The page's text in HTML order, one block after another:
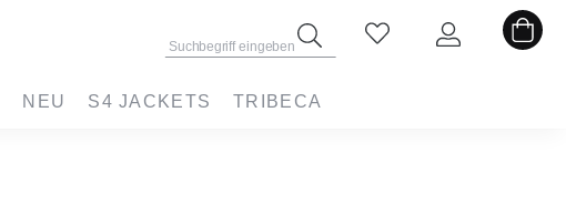
NEU S4 JACKETS TRIBECA